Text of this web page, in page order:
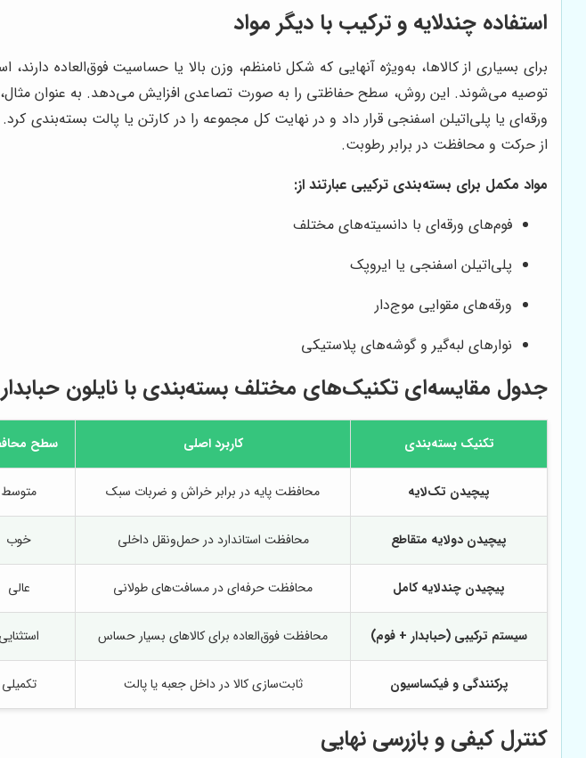
استفاده چندلایه و ترکیب با دیگر مواد
برای بسیاری از کالاها، به‌ویژه آنهایی که شکل نامنظم، وزن بالا یا حساسیت فوق‌العاده
توصیه می‌شوند. این روش، سطح حفاظتی را به صورت تصاعدی افزایش می‌دهد. به عنوان مثال،
ورقه‌ای یا پلی‌اتیلن اسفنجی قرار داد و در نهایت کل مجموعه را در کارتن یا پالت
از حرکت و محافظت در برابر رطوبت.
مواد مکمل برای بسته‌بندی ترکیبی عبارتند از:
فوم‌های ورقه‌ای با دانسیته‌های مختلف
پلی‌اتیلن اسفنجی یا ایروپک
ورقه‌های مقوایی موج‌دار
نوارهای لبه‌گیر و گوشه‌های پلاستیکی
جدول مقایسه‌ای تکنیک‌های مختلف بسته‌بندی با نایلون حبابدار
تکنیک بسته‌بندی کاربرد اصلی سطح
پیچیدن تک‌لایه محافظت پایه در برابر خراش و ضربات سبک متوسط
پیچیدن دولایه متقاطع محافظت استاندارد در حمل‌ونقل داخلی خوب
پیچیدن چندلایه کامل محافظت حرفه‌ای در مسافت‌های طولانی عالی
سیستم ترکیبی (حبابدار + فوم) محافظت فوق‌العاده برای کالاهای بسیار حساس استثنایی
پرکنندگی و فیکساسیون ثابت‌سازی کالا در داخل جعبه یا پالت تکمیلی
کنترل کیفی و بازرسی نهایی